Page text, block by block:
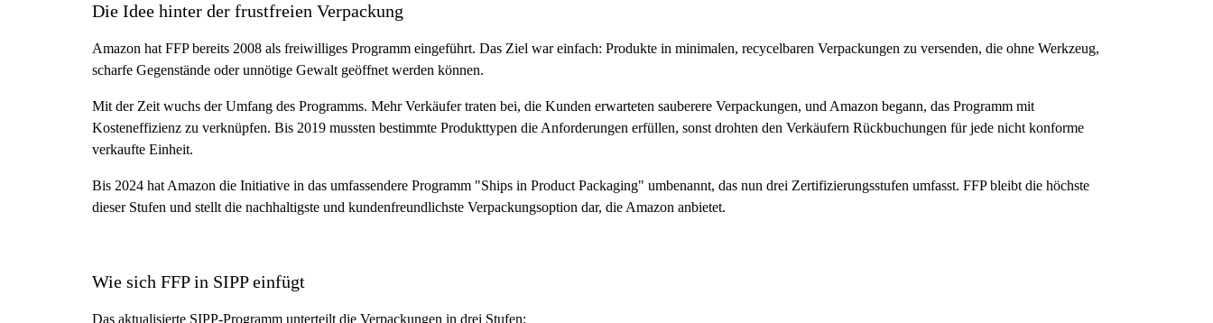
Die Idee hinter der frustfreien Verpackung
Amazon hat FFP bereits 2008 als freiwilliges Programm eingeführt. Das Ziel war einfach: Produkte in minimalen, recycelbaren Verpackungen zu versenden, die ohne Werkzeug,
scharfe Gegenstände oder unnötige Gewalt geöffnet werden können.
Mit der Zeit wuchs der Umfang des Programms. Mehr Verkäufer traten bei, die Kunden erwarteten sauberere Verpackungen, und Amazon begann, das Programm mit
Kosteneffizienz zu verknüpfen. Bis 2019 mussten bestimmte Produkttypen die Anforderungen erfüllen, sonst drohten den Verkäufern Rückbuchungen für jede nicht konforme
verkaufte Einheit.
Bis 2024 hat Amazon die Initiative in das umfassendere Programm "Ships in Product Packaging" umbenannt, das nun drei Zertifizierungsstufen umfasst. FFP bleibt die höchste
dieser Stufen und stellt die nachhaltigste und kundenfreundlichste Verpackungsoption dar, die Amazon anbietet.
Wie sich FFP in SIPP einfügt
Das aktualisierte SIPP-Programm unterteilt die Verpackungen in drei Stufen: